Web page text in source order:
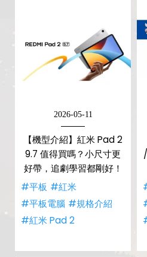
2026-05-11
【機型介紹】紅米 Pad 2
9.7 值得買嗎？小尺寸更
好帶，追劇學習都剛好！
#平板 #紅米
#平板電腦 #規格介紹
#紅米 Pad 2